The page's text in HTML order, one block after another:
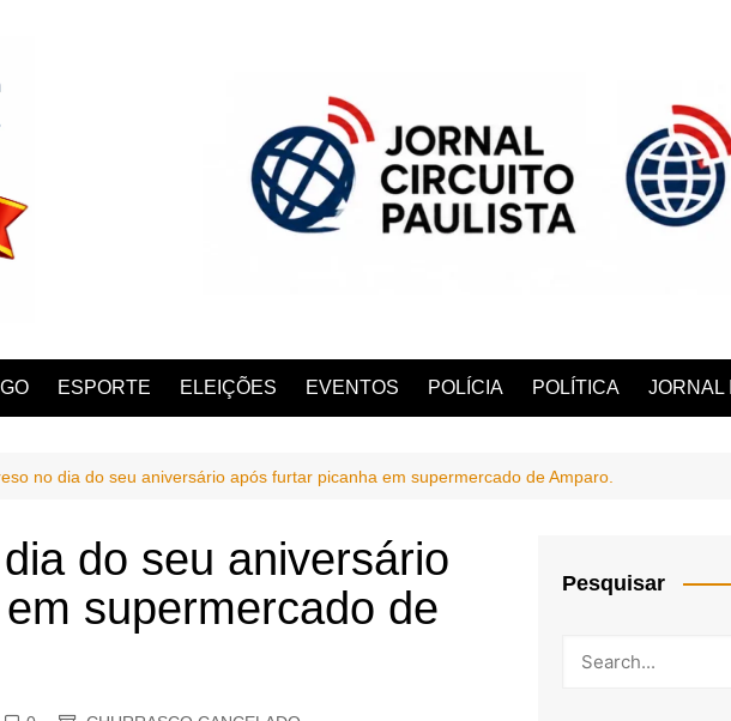
ESPORTE ELEIÇÕES EVENTOS POLÍCIA POLÍTICA JORNAL
no dia do seu aniversário após furtar picanha em supermercado de Amparo.
do seu aniversário
supermercado de
Pesquisar